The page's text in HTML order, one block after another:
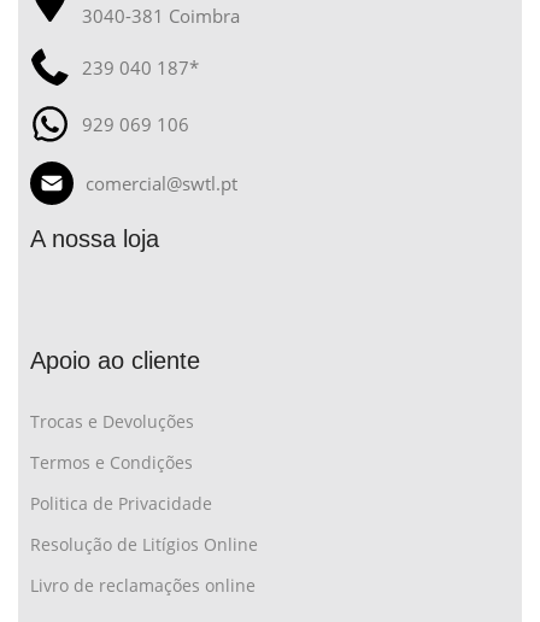
3040-381 Coimbra
239 040 187*
929 069 106
comercial@swtl.pt
A nossa loja
Apoio ao cliente
Trocas e Devoluções
Termos e Condições
Politica de Privacidade
Resolução de Litígios Online
Livro de reclamações online